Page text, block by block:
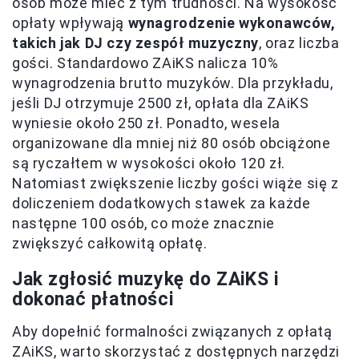
opłaty wpływają wynagrodzenie wykonawców,
takich jak DJ czy zespół muzyczny, oraz liczba
gości. Standardowo ZAiKS nalicza 10%
wynagrodzenia brutto muzyków. Dla przykładu,
jeśli DJ otrzymuje 2500 zł, opłata dla ZAiKS
wyniesie około 250 zł. Ponadto, wesela
organizowane dla mniej niż 80 osób obciążone
są ryczałtem w wysokości około 120 zł.
Natomiast zwiększenie liczby gości wiąże się z
doliczeniem dodatkowych stawek za każde
następne 100 osób, co może znacznie
zwiększyć całkowitą opłatę.
Jak zgłosić muzykę do ZAiKS i
dokonać płatności
Aby dopełnić formalności związanych z opłatą
ZAiKS, warto skorzystać z dostępnych narzędzi